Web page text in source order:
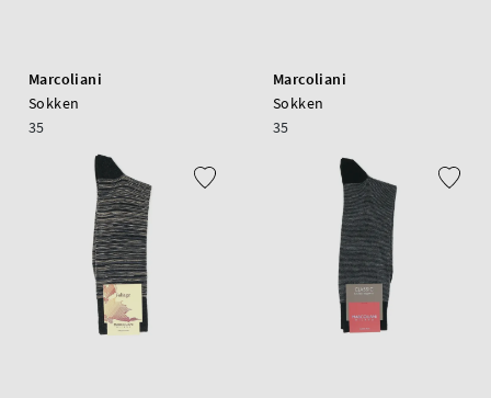
Marcoliani
Sokken
35
Marcoliani
Sokken
35